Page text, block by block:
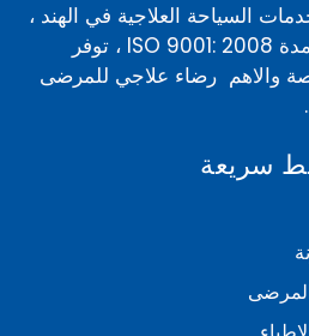
السياحة العلاجية في الهند ،
كيورانديا هي مؤسسة معتمدة ISO 9001: 2008 ، توفر
والاهم رضاء علاجي للمرضى
سريعة